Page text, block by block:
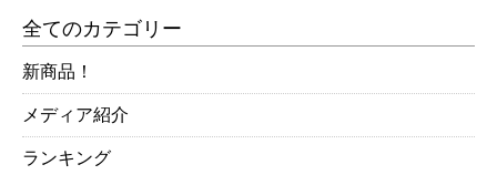
全てのカテゴリー
新商品！
メディア紹介
ランキング
2024年06月
2024年05月
2024年04月
2024年03月
2024年02月